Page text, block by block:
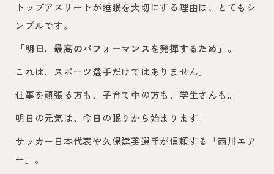
トップアスリートが睡眠を大切にする理由は、とてもシ
ンプルです。
「明日、最高のパフォーマンスを発揮するため」。
これは、スポーツ選手だけではありません。
仕事を頑張る方も、子育て中の方も、学生さんも。
明日の元気は、今日の眠りから始まります。
サッカー日本代表や久保建英選手が信頼する「西川エア
ー」。